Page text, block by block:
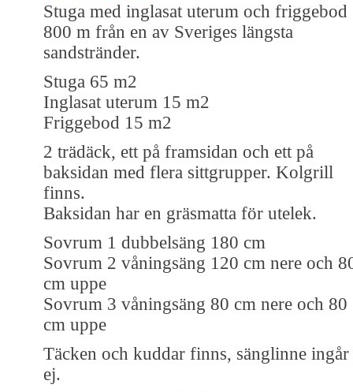
Stuga med inglasat uterum och friggebod
800 m från en av Sveriges längsta
sandstränder.
Stuga 65 m2
Inglasat uterum 15 m2
Friggebod 15 m2
2 trädäck, ett på framsidan och ett på
baksidan med flera sittgrupper. Kolgrill
finns.
Baksidan har en gräsmatta för utelek.
Sovrum 1 dubbelsäng 180 cm
Sovrum 2 våningsäng 120 cm nere och
cm uppe
Sovrum 3 våningsäng 80 cm nere och 80
cm uppe
Täcken och kuddar finns, sänglinne ingår
ej.